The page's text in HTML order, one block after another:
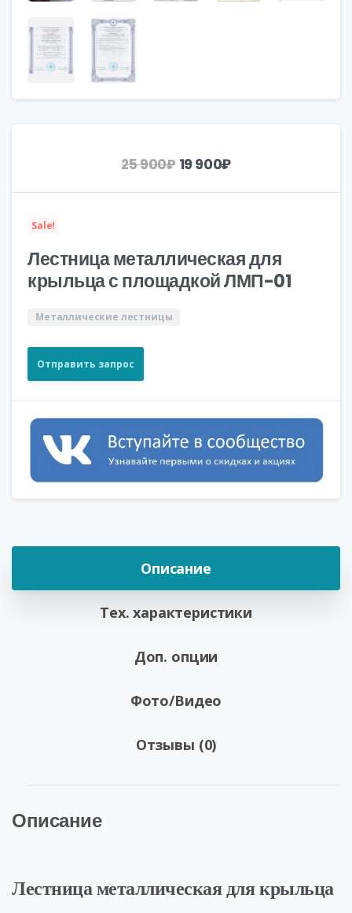
25 900₽ Первоначальная
составляла
19 900₽Текущая
19
Sale!
Лестница металлическая для
крыльца с площадкой ЛМП-01
Металлические лестницы
Отправить запрос
Описание
Тех. характеристики
Доп. опции
Фото/Видео
Отзывы (0)
Описание
Лестница металлическая для крыльца